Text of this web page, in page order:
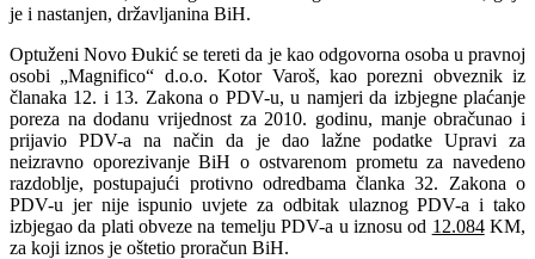
je i nastanjen, državljanina BiH.
Optuženi Novo Đukić se tereti da je kao odgovorna osoba u pravnoj
osobi „Magnifico“ d.o.o. Kotor Varoš, kao porezni obveznik iz
članaka 12. i 13. Zakona o PDV-u, u namjeri da izbjegne plaćanje
poreza na dodanu vrijednost za 2010. godinu, manje obračunao i
prijavio PDV-a na način da je dao lažne podatke Upravi za
neizravno oporezivanje BiH o ostvarenom prometu za navedeno
razdoblje, postupajući protivno odredbama članka 32. Zakona o
PDV-u jer nije ispunio uvjete za odbitak ulaznog PDV-a i tako
izbjegao da plati obveze na temelju PDV-a u iznosu od 12.084KM,
za koji iznos je oštetio proračun BiH.